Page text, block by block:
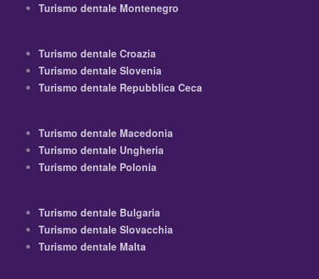
Turismo dentale Montenegro
Turismo dentale Croazia
Turismo dentale Slovenia
Turismo dentale Repubblica Ceca
Turismo dentale Macedonia
Turismo dentale Ungheria
Turismo dentale Polonia
Turismo dentale Bulgaria
Turismo dentale Slovacchia
Turismo dentale Malta